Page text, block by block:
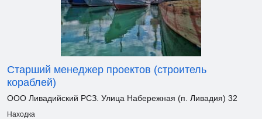
Старший менеджер проектов (строитель
кораблей)
ООО Ливадийский РСЗ. Улица Набережная (п. Ливадия) 32
Находка